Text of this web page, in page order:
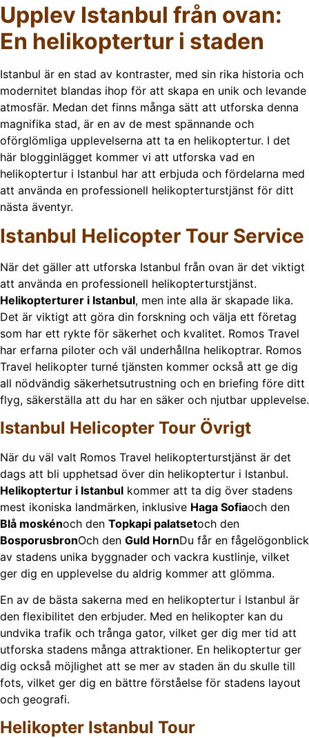
Upplev Istanbul från ovan:
En helikoptertur i staden
Istanbul är en stad av kontraster, med sin rika historia och
modernitet blandas ihop för att skapa en unik och levande
atmosfär. Medan det finns många sätt att utforska denna
magnifika stad, är en av de mest spännande och
oförglömliga upplevelserna att ta en helikoptertur. I det
här blogginlägget kommer vi att utforska vad en
helikoptertur i Istanbul har att erbjuda och fördelarna med
att använda en professionell helikopterturstjänst för ditt
nästa äventyr.
Istanbul Helicopter Tour Service
När det gäller att utforska Istanbul från ovan är det viktigt
att använda en professionell helikopterturstjänst.
Helikopterturer i Istanbul, men inte alla är skapade lika.
Det är viktigt att göra din forskning och välja ett företag
som har ett rykte för säkerhet och kvalitet. Romos Travel
har erfarna piloter och väl underhållna helikoptrar. Romos
Travel helikopter turné tjänsten kommer också att ge dig
all nödvändig säkerhetsutrustning och en briefing före ditt
flyg, säkerställa att du har en säker och njutbar upplevelse.
Istanbul Helicopter Tour Övrigt
När du väl valt Romos Travel helikopterturstjänst är det
dags att bli upphetsad över din helikoptertur i Istanbul.
Helikoptertur i Istanbul kommer att ta dig över stadens
mest ikoniska landmärken, inklusive Haga Sofiaoch den
Blå moskénoch den Topkapi palatsetoch den
BosporusbronOch den Guld HornDu får en fågelögonblick
av stadens unika byggnader och vackra kustlinje, vilket
ger dig en upplevelse du aldrig kommer att glömma.
En av de bästa sakerna med en helikoptertur i Istanbul är
den flexibilitet den erbjuder. Med en helikopter kan du
undvika trafik och trånga gator, vilket ger dig mer tid att
utforska stadens många attraktioner. En helikoptertur ger
dig också möjlighet att se mer av staden än du skulle till
fots, vilket ger dig en bättre förståelse för stadens layout
och geografi.
Helikopter Istanbul Tour